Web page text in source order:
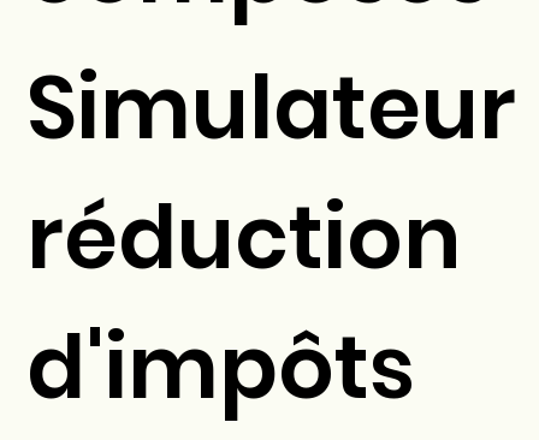
Simulateur
réduction
d'impôts